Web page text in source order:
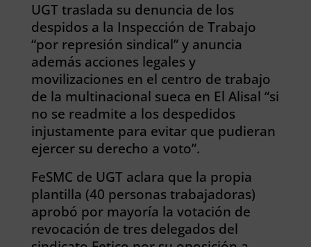
UGT traslada su denuncia de los
despidos a la Inspección de Trabajo
“por represión sindical” y anuncia
además acciones legales y
movilizaciones en el centro de trabajo
de la multinacional sueca en El Alisal “si
no se readmite a los despedidos
injustamente para evitar que pudieran
ejercer su derecho a voto”.
FeSMC de UGT aclara que la propia
plantilla (40 personas trabajadoras)
aprobó por mayoría la votación de
revocación de tres delegados del